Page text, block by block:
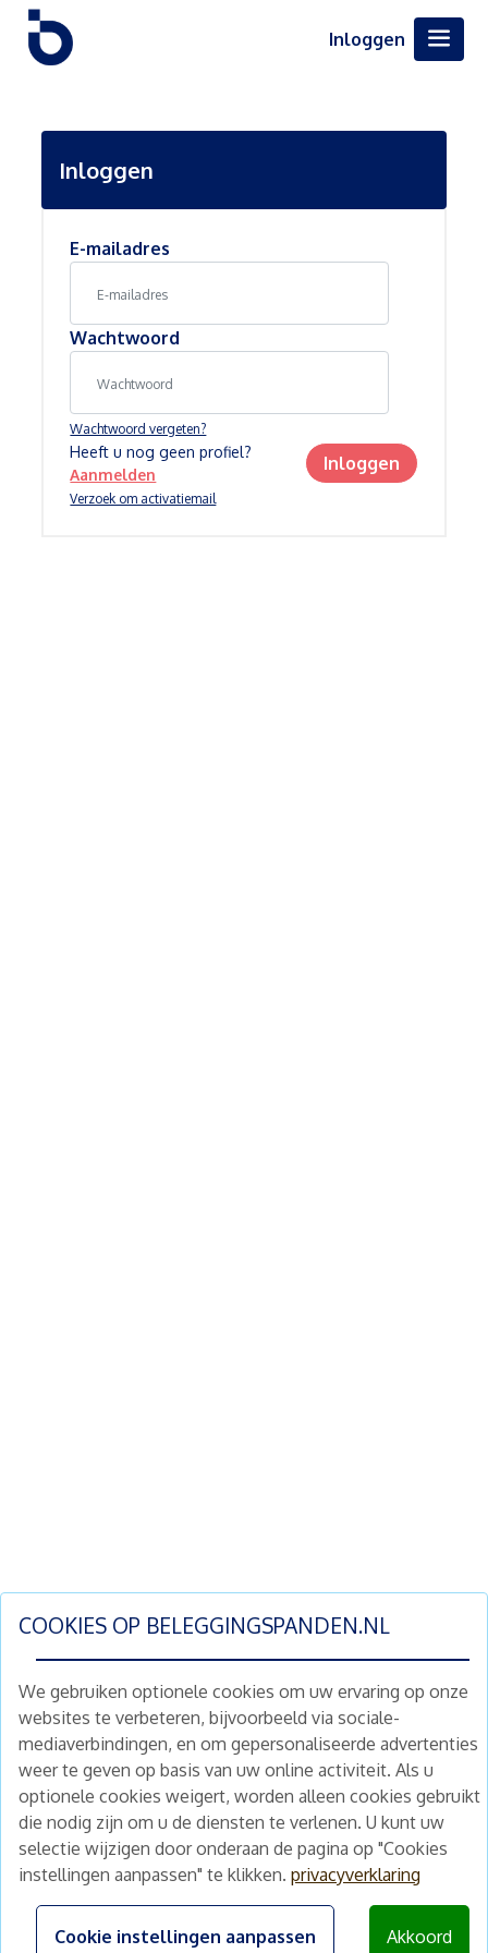
COOKIES OP BELEGGINGSPANDEN.NL
We gebruiken optionele cookies om uw ervaring op onze
websites te verbeteren, bijvoorbeeld via sociale-
mediaverbindingen, en om gepersonaliseerde advertenties
weer te geven op basis van uw online activiteit. Als u
optionele cookies weigert, worden alleen cookies gebruikt
die nodig zijn om u de diensten te verlenen. U kunt uw
selectie wijzigen door onderaan de pagina op "Cookies
instellingen aanpassen" te klikken. privacyverklaring
Cookie instellingen aanpassen Akkoord
Inloggen
Inloggen
E-mailadres
Wachtwoord
Wachtwoord vergeten?
Verzoek om activatiemail
Heeft u nog geen profiel?
Aanmelden
Inloggen
Schrijf je nu in en ontvang wekelijks ons
nieuwe aanbod vastgoedbeleggingen.
Nieuwsbrief Abonneren
Home
Te koop
Nieuws
Schimmelstraat 5H
1053 TA Amsterdam
+31 (0) 30 225 31 12